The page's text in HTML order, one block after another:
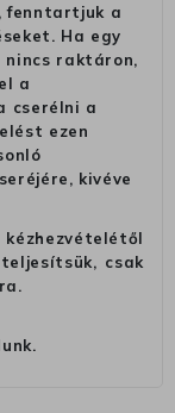
fenntartjuk a
Ha egy
nincs raktáron,
a
cserélni a
ezen
kivéve
csak